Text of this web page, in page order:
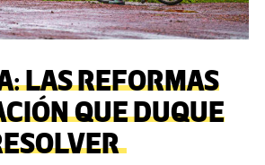
LAS REFORMAS
QUE DUQUE